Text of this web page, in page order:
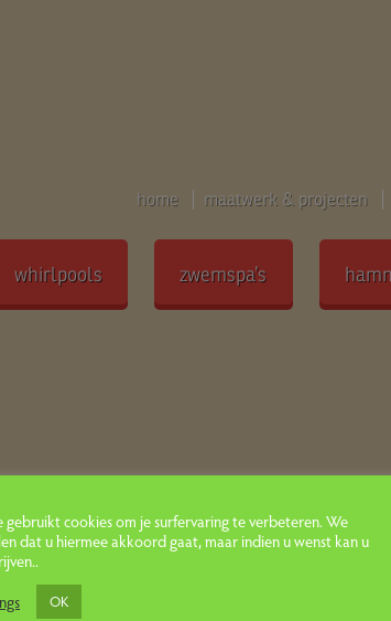
home maatwerk & projecten
whirlpools zwemspa’s
gebruikt cookies om je surfervaring te verbeteren. We
dat u hiermee akkoord gaat, maar indien u wenst kan u
OK